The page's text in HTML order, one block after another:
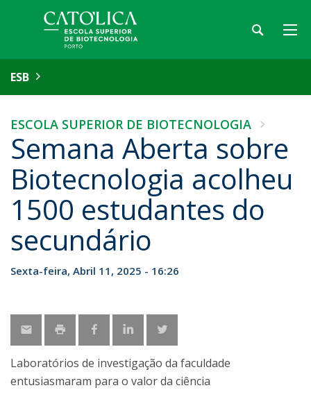
ESB
ESCOLA SUPERIOR DE BIOTECNOLOGIA
Semana Aberta sobre
Biotecnologia acolheu
1500 estudantes do
secundário
Sexta-feira, Abril 11, 2025 - 16:26
Laboratórios de investigação da faculdade
entusiasmaram para o valor da ciência